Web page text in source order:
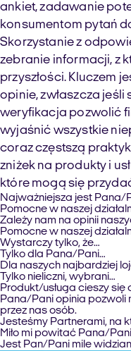
ankiet, zadawanie
konsumentom pytań
Skorzystanie z
zebranie informacji, z
przyszłości. Kluczem
opinie, zwłaszcza jeśli
weryfikacja pozwolić
wyjaśnić wszystkie
coraz częstszą
zniżek na produkty i
które mogą się
Najważniejsza jest Pana/
Pomocne w naszej
Zależy nam na opinii
Pomocne w naszej
Wystarczy tylko, że…
Tylko dla Pana/Pani…
Dla naszych najbardziej
Tylko nieliczni, wybrani…
Produkt/usługa cieszy
Pana/Pani opinia pozwoli
przez nas osób.
Jesteśmy Partnerami, na
Miło mi powitać Pana/
Jest Pan/Pani mile